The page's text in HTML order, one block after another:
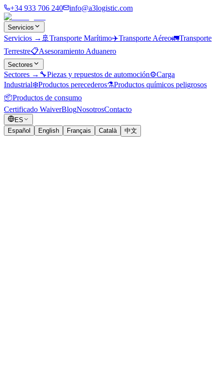
+34 933 706 240 info@a3logistic.com
Servicios
Servicios → 🚢 Transporte Marítimo✈️Transporte Aéreo🚛Transporte
Terrestre📋Asesoramiento Aduanero
Sectores
Sectores → 🔧Piezas y repuestos de automoción⚙️Carga
Industrial❄️Productos perecederos⚗️Productos químicos peligrosos
📦Productos de consumo
Certificado WaiverBlogNosotrosContacto
ES
Español
English Français Català 中文